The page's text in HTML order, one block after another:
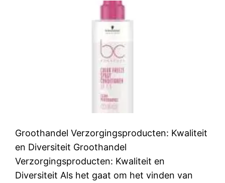
Groothandel Verzorgingsproducten: Kwaliteit
en Diversiteit Groothandel
Verzorgingsproducten: Kwaliteit en
Diversiteit Als het gaat om het vinden van